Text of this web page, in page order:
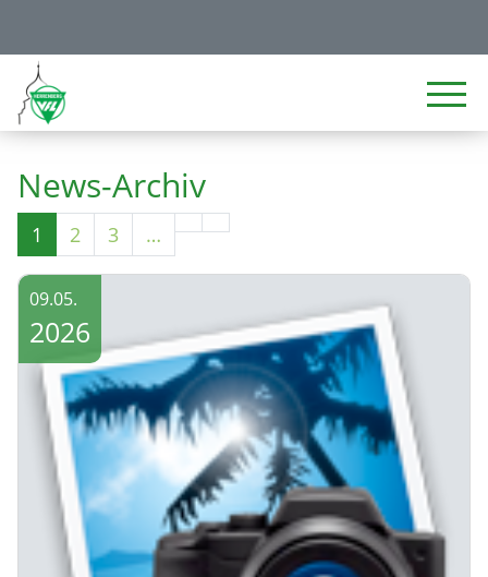
News-Archiv
1 2 3 …
09.05.
2026